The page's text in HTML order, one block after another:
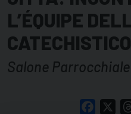
L’ÉQUIPE
Salone